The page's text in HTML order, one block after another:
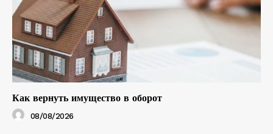
Как вернуть имущество в оборот
08/08/2026